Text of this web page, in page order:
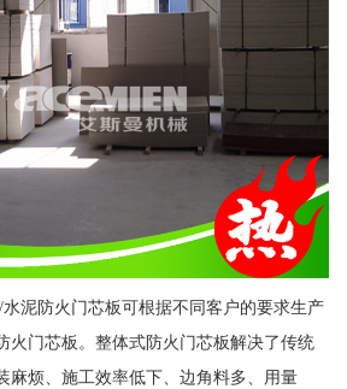
泥防火门芯板可根据不同客户的要求生产
火门芯板。整体式防火门芯板解决了传统
麻烦、施工效率低下、边角料多、用量